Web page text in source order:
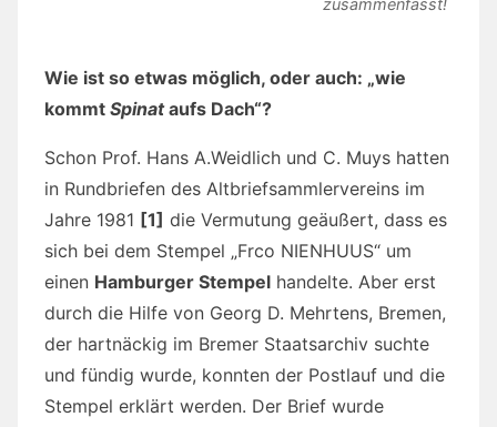
zusammenfasst!
Wie ist so etwas möglich, oder auch: „wie
kommt Spinataufs Dach“?
Schon Prof. Hans A.Weidlich und C. Muys hatten
in Rundbriefen des Altbriefsammlervereins im
Jahre 1981 [1] die Vermutung geäußert, dass es
sich bei dem Stempel „Frco NIENHUUS“ um
einen Hamburger Stempel handelte. Aber erst
durch die Hilfe von Georg D. Mehrtens, Bremen,
der hartnäckig im Bremer Staatsarchiv suchte
und fündig wurde, konnten der Postlauf und die
Stempel erklärt werden. Der Brief wurde